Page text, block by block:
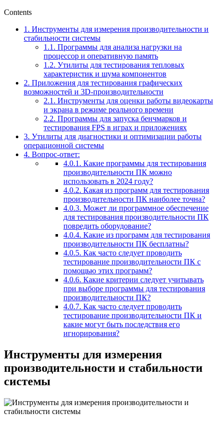
Contents
1. Инструменты для измерения производительности и
стабильности системы
1.1. Программы для анализа нагрузки на
процессор и оперативную память
1.2. Утилиты для тестирования тепловых
характеристик и шума компонентов
2. Приложения для тестирования графических
возможностей и 3D-производительности
2.1. Инструменты для оценки работы видеокарты
и экрана в режиме реального времени
2.2. Программы для запуска бенчмарков и
тестирования FPS в играх и приложениях
3. Утилиты для диагностики и оптимизации работы
операционной системы
4. Вопрос-ответ:
4.0.1. Какие программы для тестирования
производительности ПК можно
использовать в 2024 году?
4.0.2. Какая из программ для тестирования
производительности ПК наиболее точна?
4.0.3. Может ли программное обеспечение
для тестирования производительности ПК
повредить оборудование?
4.0.4. Какие из программ для тестирования
производительности ПК бесплатны?
4.0.5. Как часто следует проводить
тестирование производительности ПК с
помощью этих программ?
4.0.6. Какие критерии следует учитывать
при выборе программы для тестирования
производительности ПК?
4.0.7. Как часто следует проводить
тестирование производительности ПК и
какие могут быть последствия его
игнорирования?
Инструменты для измерения
производительности и стабильности
системы